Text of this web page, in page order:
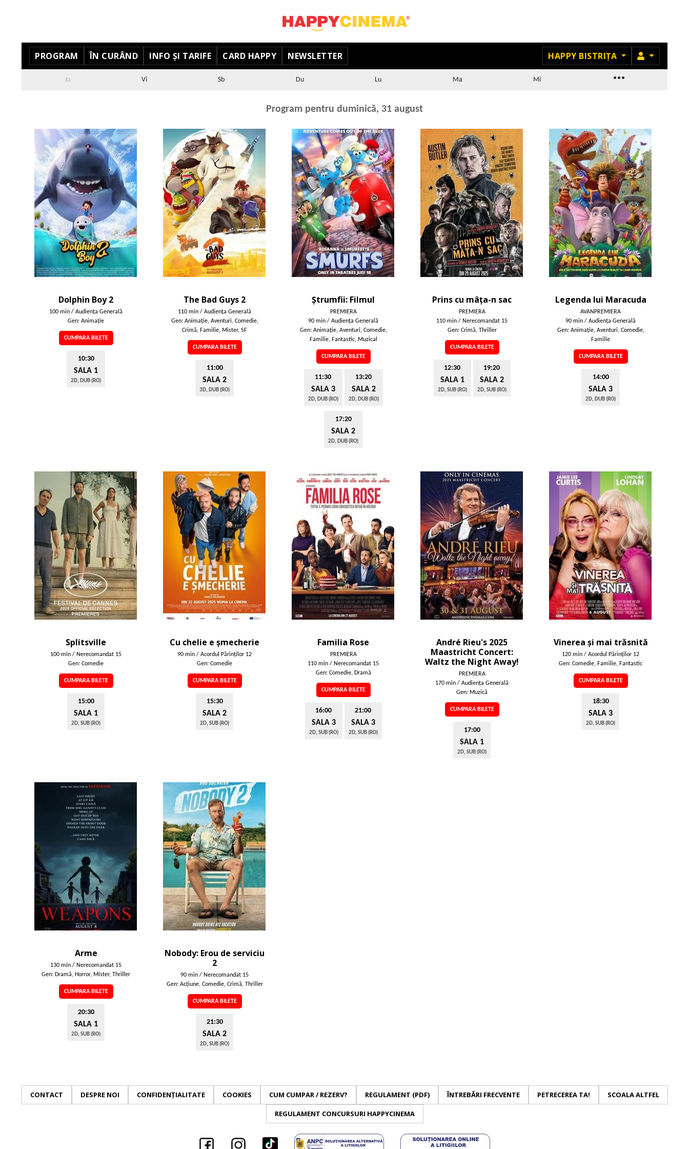
PROGRAM ÎN CURÂND INFO ȘI TARIFE CARD HAPPY NEWSLETTER HAPPY BISTRIȚA MEMBRU
Jo Vi Sb Du Lu Ma Mi ...
Program pentru duminică, 31 august
Dolphin Boy 2
100 min / Audienţa Generală
Gen: Animaţie
CUMPARA BILETE
10:30
SALA 1
2D, DUB (RO)
The Bad Guys 2
110 min / Audienţa Generală
Gen: Animaţie, Aventuri, Comedie,
Crimă, Familie, Mister, SF
CUMPARA BILETE
11:00
SALA 2
3D, DUB (RO)
Ștrumfii: Filmul
PREMIERA
90 min / Audienţa Generală
Gen: Animaţie, Aventuri, Comedie,
Familie, Fantastic, Muzical
CUMPARA BILETE
11:30
SALA 3
2D, DUB (RO)
13:20
SALA 2
2D, DUB (RO)
17:20
SALA 2
2D, DUB (RO)
Prins cu mâța-n sac
PREMIERA
110 min / Nerecomandat 15
Gen: Crimă, Thriller
CUMPARA BILETE
12:30
SALA 1
2D, SUB (RO)
19:20
SALA 2
2D, SUB (RO)
Legenda lui Maracuda
AVANPREMIERA
90 min / Audienţa Generală
Gen: Animaţie, Aventuri, Comedie,
Familie
CUMPARA BILETE
14:00
SALA 3
2D, DUB (RO)
Splitsville
100 min / Nerecomandat 15
Gen: Comedie
CUMPARA BILETE
15:00
SALA 1
2D, SUB (RO)
Cu chelie e șmecherie
90 min / Acordul Părinţilor 12
Gen: Comedie
CUMPARA BILETE
15:30
SALA 2
2D, SUB (RO)
Familia Rose
PREMIERA
110 min / Nerecomandat 15
Gen: Comedie, Dramă
CUMPARA BILETE
16:00
SALA 3
2D, SUB (RO)
21:00
SALA 3
2D, SUB (RO)
André Rieu's 2025
Maastricht Concert:
Waltz the Night Away!
PREMIERA
170 min / Audienţa Generală
Gen: Muzică
CUMPARA BILETE
17:00
SALA 1
2D, SUB (RO)
Vinerea și mai trăsnită
120 min / Acordul Părinţilor 12
Gen: Comedie, Familie, Fantastic
CUMPARA BILETE
18:30
SALA 3
2D, SUB (RO)
Arme
130 min / Nerecomandat 15
Gen: Dramă, Horror, Mister, Thriller
CUMPARA BILETE
20:30
SALA 1
2D, SUB (RO)
Nobody: Erou de serviciu
2
90 min / Nerecomandat 15
Gen: Acţiune, Comedie, Crimă, Thriller
CUMPARA BILETE
21:30
SALA 2
2D, SUB (RO)
CONTACT DESPRE NOI CONFIDENȚIALITATE COOKIES CUM CUMPAR / REZERV? REGULAMENT (PDF) ÎNTREBĂRI FRECVENTE PETRECEREA TA! SCOALA ALTFEL
REGULAMENT CONCURSURI HAPPYCINEMA